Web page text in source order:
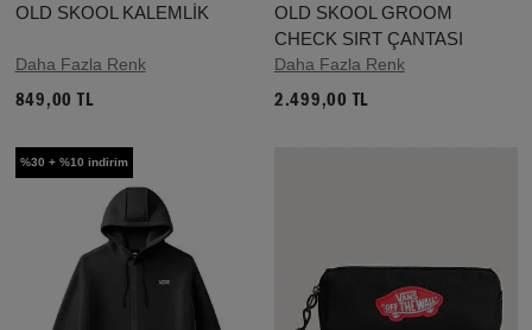
OLD SKOOL KALEMLİK
Daha Fazla Renk
849,00 TL
OLD SKOOL GROOM
CHECK SIRT ÇANTASI
Daha Fazla Renk
2.499,00 TL
%30 + %10 indirim